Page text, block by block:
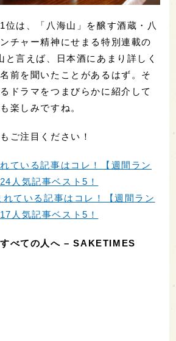
位は、「八海山」を醸す酒蔵・八
チャー精神にせまる特別連載の
と言えば、日本酒にあまり詳しく
前を聞いたことがあるはず。そ
ドラマをつまびらかに紹介して
楽しみですね。
ご注目ください！
ている記事はコレ！【週間ラン
人気記事ベスト5！
れている記事はコレ！【週間ラン
人気記事ベスト5！
べての人へ – SAKETIMES